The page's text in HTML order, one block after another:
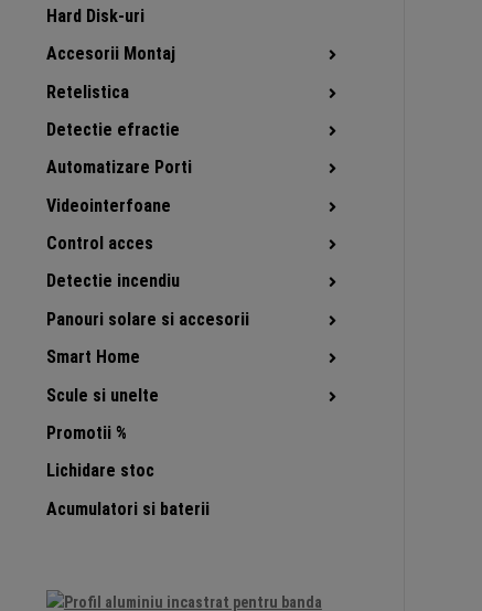
Hard Disk-uri
Accesorii Montaj
Retelistica
Detectie efractie
Automatizare Porti
Videointerfoane
Control acces
Detectie incendiu
Panouri solare si accesorii
Smart Home
Scule si unelte
Promotii %
Lichidare stoc
Acumulatori si baterii